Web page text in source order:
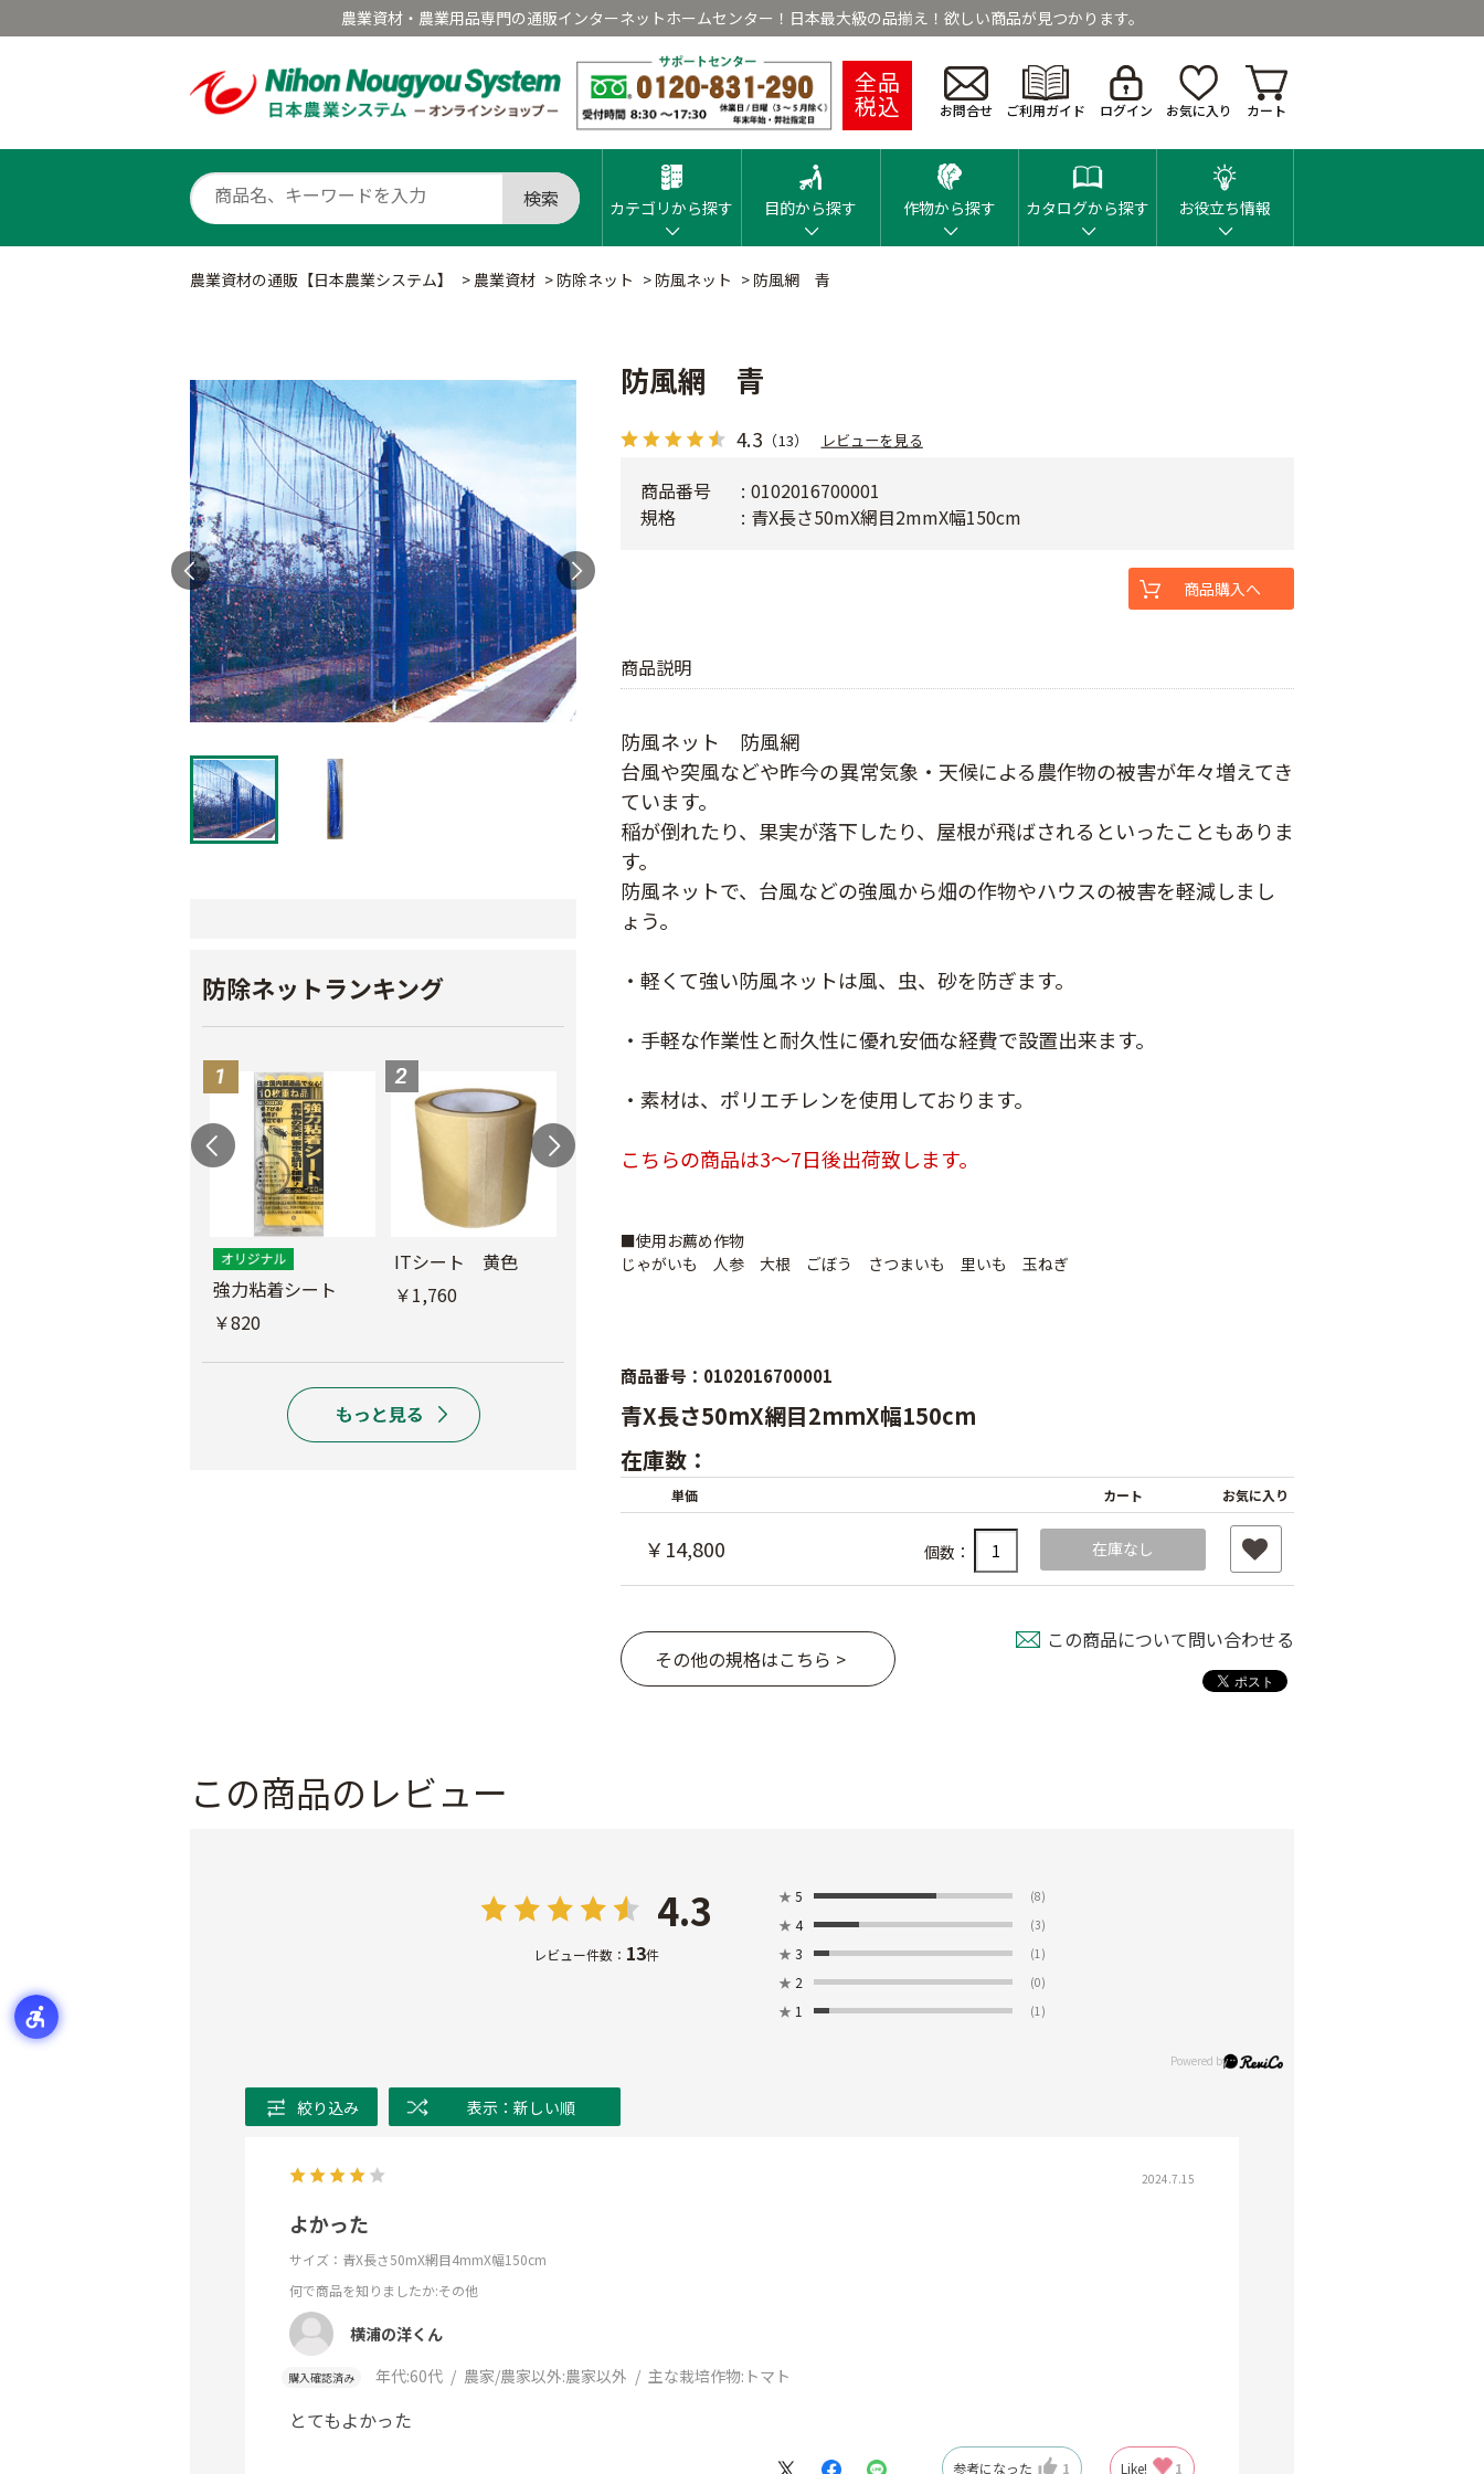
農業資材・農業用品専門の通販インターネットホームセンター！日本最大級の品揃え！欲しい商品が見つかります。
全品
税込 お問合せ ご利用ガイド ログイン お気に入り カート
検索 カテゴリから探す 目的から探す 作物から探す カタログから探す お役立ち情報
農業資材の通販【日本農業システム】 > 農業資材 > 防除ネット > 防風ネット > 防風網 青
防除ネットランキング
強力粘着シート
￥820
ITシート 黄色
￥1,760
防風網 青
防虫テープ
サンシャインファス
防風網 青
4.3 （13） レビューを見る
商品説明
防風ネット 防風網
台風や突風などや昨今の異常気象・天候による農作物の被害が年々増えてき
ています。
稲が倒れたり、果実が落下したり、屋根が飛ばされるといったこともありま
す。
防風ネットで、台風などの強風から畑の作物やハウスの被害を軽減しまし
ょう。
・軽くて強い防風ネットは風、虫、砂を防ぎます。
・手軽な作業性と耐久性に優れ安価な経費で設置出来ます。
・素材は、ポリエチレンを使用しております。
こちらの商品は3～7日後出荷致します。
■使用お薦め作物
じゃがいも 人参 大根 ごぼう さつまいも 里いも 玉ねぎ
商品番号
0102016700001
規格
青X長さ50mX網目2mmX幅150cm
商品購入へ
商品番号：0102016700001
青X長さ50mX網目2mmX幅150cm
在庫数：
単価 カート お気に入り
￥14,800 個数： 在庫なし
その他の規格はこちら >
この商品について問い合わせる
この商品のレビュー
4.3
レビュー件数： 13件
★ 5 (8)
★ 4 (3)
★ 3 (1)
★ 2 (0)
★ 1 (1)
絞り込み 表示：新しい順
2024.7.15
よかった
サイズ：青X長さ50mX網目4mmX幅150cm
何で商品を知りましたか:その他
横浦の洋くん
購入確認済み 年代:60代 農家/農家以外:農家以外 主な栽培作物: トマト
とてもよかった
参考になった 1 Like! 1